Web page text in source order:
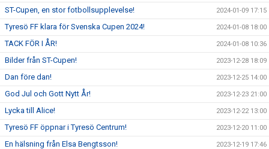
ST-Cupen, en stor fotbollsupplevelse! 2024-01-09 17:15
Tyresö FF klara för Svenska Cupen 2024! 2024-01-08 18:00
TACK FÖR I ÅR! 2024-01-08 10:36
Bilder från ST-Cupen! 2023-12-28 18:09
Dan före dan! 2023-12-25 14:00
God Jul och Gott Nytt År! 2023-12-23 21:00
Lycka till Alice! 2023-12-22 13:00
Tyresö FF öppnar i Tyresö Centrum! 2023-12-20 11:00
En hälsning från Elsa Bengtsson! 2023-12-19 17:46